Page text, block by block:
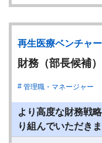
再生医療ベンチャー
財務（部⾧候補）
管理職・マネージャー
より高度な財務戦
り組んでいただき